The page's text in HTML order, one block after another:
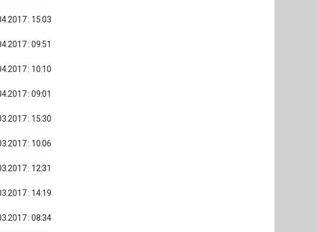
: 15:03
: 09:51
: 10:10
: 09:01
: 15:30
: 10:06
: 12:31
: 14:19
: 08:34